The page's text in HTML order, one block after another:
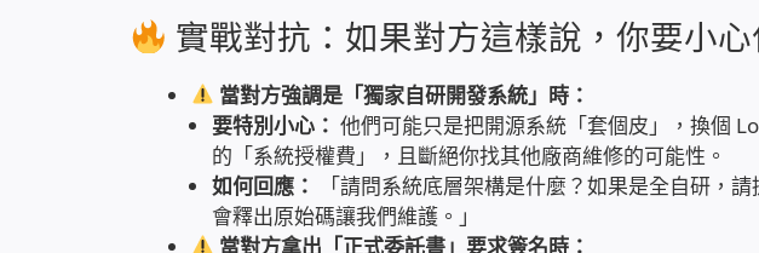
實戰對抗：如果對方這樣說，你要小心
當對方強調是「獨家自研開發系統」時：
要特別小心： 他們可能只是把開源系統「套個皮」，換個
的「系統授權費」，且斷絕你找其他廠商維修的可能性。
如何回應：
「請問系統底層架構是什麼？如果是全自研，
會釋出原始碼讓我們維護。」
當對方拿出「正式委託書」要求簽名時：